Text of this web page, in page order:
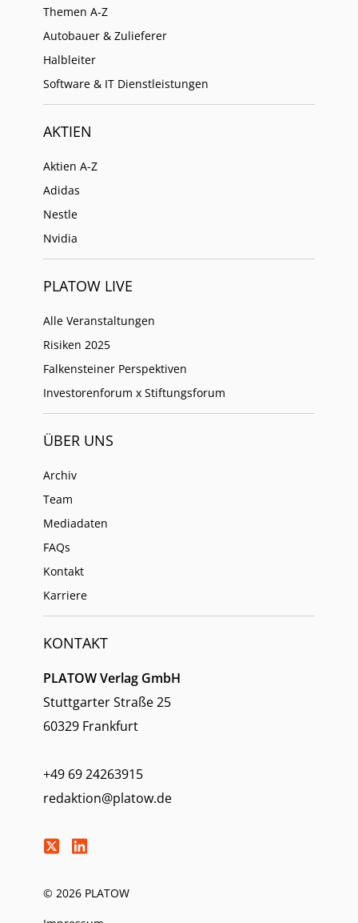
Themen A-Z
Autobauer & Zulieferer
Halbleiter
Software & IT Dienstleistungen
AKTIEN
Aktien A-Z
Adidas
Nestle
Nvidia
PLATOW LIVE
Alle Veranstaltungen
Risiken 2025
Falkensteiner Perspektiven
Investorenforum x Stiftungsforum
ÜBER UNS
Archiv
Team
Mediadaten
FAQs
Kontakt
Karriere
KONTAKT
PLATOW Verlag GmbH
Stuttgarter Straße 25
60329 Frankfurt
+49 69 24263915
redaktion@platow.de
© 2026 PLATOW